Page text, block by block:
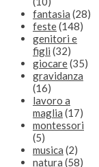
fantasia (28)
feste(148)
genitori e
figli (32)
giocare(35)
gravidanza
(16)
lavoro a
maglia (17)
montessori
(5)
musica (2)
natura (58)